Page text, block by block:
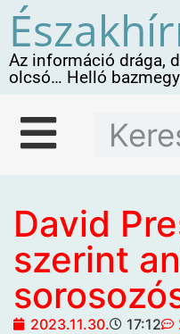
Az információ drága,
olcsó… Helló
David
szerint
2023.11.30. 17:12